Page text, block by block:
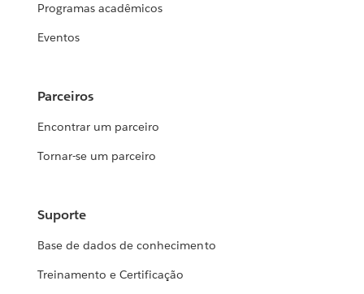
Programas acadêmicos
Eventos
Parceiros
Encontrar um parceiro
Tornar-se um parceiro
Suporte
Base de dados de conhecimento
Treinamento e Certificação